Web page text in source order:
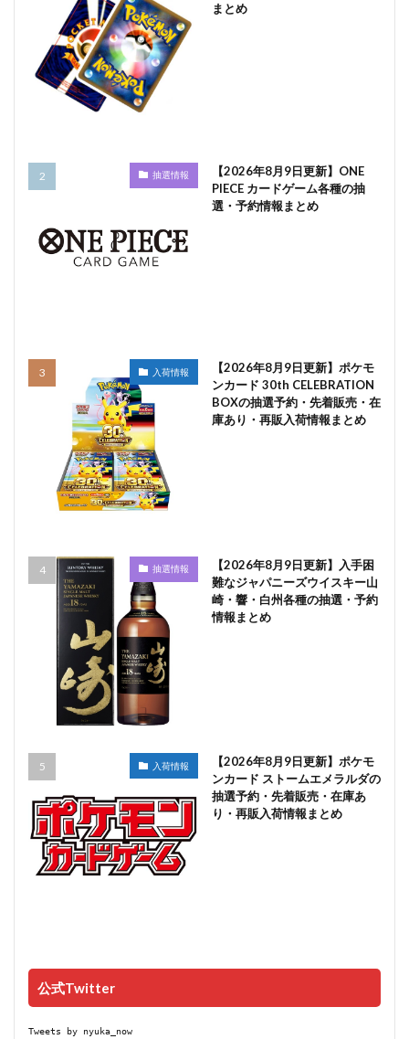
まとめ
抽選情報
【2026年8月9日更新】ONE
PIECE カードゲーム各種の抽
選・予約情報まとめ
入荷情報
【2026年8月9日更新】ポケモ
ンカード 30th CELEBRATION
BOXの抽選予約・先着販売・在
庫あり・再販入荷情報まとめ
抽選情報
【2026年8月9日更新】入手困
難なジャパニーズウイスキー山
崎・響・白州各種の抽選・予約
情報まとめ
入荷情報
【2026年8月9日更新】ポケモ
ンカード ストームエメラルダの
抽選予約・先着販売・在庫あ
り・再販入荷情報まとめ
公式Twitter
Tweets by nyuka_now